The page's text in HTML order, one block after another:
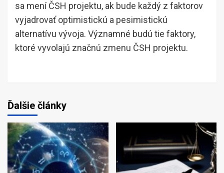
sa mení ČSH projektu, ak bude každý z faktorov
vyjadrovať optimistickú a pesimistickú
alternatívu vývoja. Významné budú tie faktory,
ktoré vyvolajú značnú zmenu ČSH projektu.
Ďalšie články